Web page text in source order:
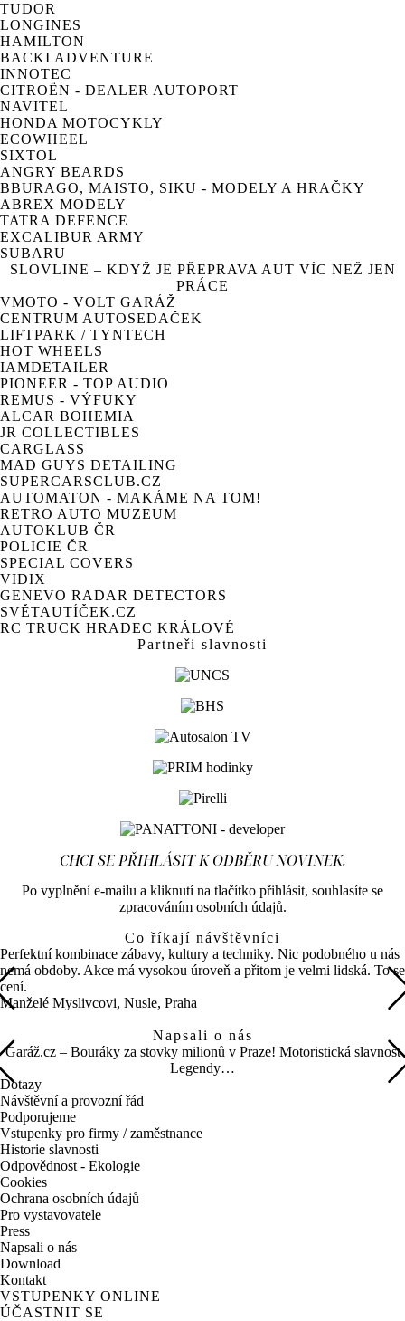
TUDOR
LONGINES
HAMILTON
BACKI ADVENTURE
INNOTEC
CITROËN - DEALER AUTOPORT
NAVITEL
HONDA MOTOCYKLY
ECOWHEEL
SIXTOL
ANGRY BEARDS
BBURAGO, MAISTO, SIKU - MODELY A HRAČKY
ABREX MODELY
TATRA DEFENCE
EXCALIBUR ARMY
SUBARU
SLOVLINE – KDYŽ JE PŘEPRAVA AUT VÍC NEŽ JEN
PRÁCE
VMOTO - VOLT GARÁŽ
CENTRUM AUTOSEDAČEK
LIFTPARK / TYNTECH
HOT WHEELS
IAMDETAILER
PIONEER - TOP AUDIO
REMUS - VÝFUKY
ALCAR BOHEMIA
JR COLLECTIBLES
CARGLASS
MAD GUYS DETAILING
SUPERCARSCLUB.CZ
AUTOMATON - MAKÁME NA TOM!
RETRO AUTO MUZEUM
AUTOKLUB ČR
POLICIE ČR
SPECIAL COVERS
VIDIX
GENEVO RADAR DETECTORS
SVĚTAUTÍČEK.CZ
RC TRUCK HRADEC KRÁLOVÉ
Partneři slavnosti
CHCI SE PŘIHLÁSIT K ODBĚRU NOVINEK.
Po vyplnění e-mailu a kliknutí na tlačítko přihlásit, souhlasíte se
zpracováním osobních údajů.
Co říkají návštěvníci
Perfektní kombinace zábavy, kultury a techniky. Nic podobného u nás
nemá obdoby. Akce má vysokou úroveň a přitom je velmi lidská. To se
cení.
Manželé Myslivcovi, Nusle, Praha
Napsali o nás
Garáž.cz – Bouráky za stovky milionů v Praze! Motoristická slavnost
Legendy…
Dotazy
Návštěvní a provozní řád
Podporujeme
Vstupenky pro firmy / zaměstnance
Historie slavnosti
Odpovědnost - Ekologie
Cookies
Ochrana osobních údajů
Pro vystavovatele
Press
Napsali o nás
Download
Kontakt
VSTUPENKY ONLINE
ÚČASTNIT SE